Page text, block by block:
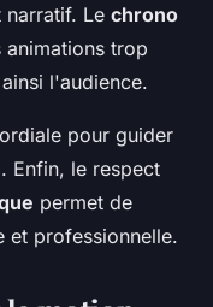
narratif. Le chrono
trop
l'audience.
pour guider
Enfin, le respect
permet de
et professionnelle.